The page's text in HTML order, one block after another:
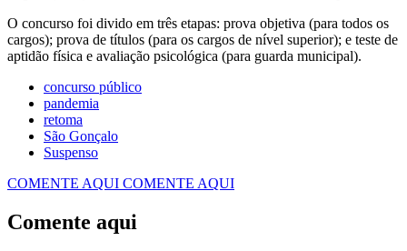
O concurso foi divido em três etapas: prova objetiva (para todos os
cargos); prova de títulos (para os cargos de nível superior); e teste de
aptidão física e avaliação psicológica (para guarda municipal).
concurso público
pandemia
retoma
São Gonçalo
Suspenso
COMENTE AQUI COMENTE AQUI
Comente aqui